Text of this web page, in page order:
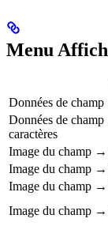
Menu
Données de
Données de
caractères
Image du champ
Image du champ
Image du champ →
Image du champ